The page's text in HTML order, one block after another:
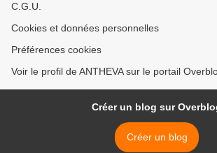
C.G.U.
Cookies et données personnelles
Préférences cookies
Voir le profil de ANTHEVA sur le portail
Créer un blog sur
Créer un blog